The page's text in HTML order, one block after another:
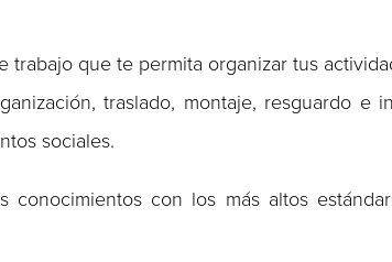
trabajo que te permita organizar tus
traslado, montaje, resguardo e
sociales.
conocimientos con los más altos